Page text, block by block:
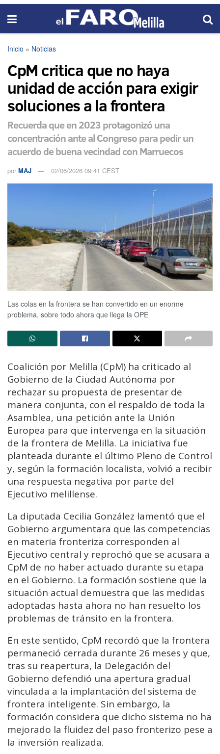
Inicio » Noticias
CpM critica que no haya
unidad de acción para exigir
soluciones a la frontera
Recuerda que en 2023 protagonizó una
concentración ante al Congreso para pedir un
acuerdo de buena vecindad con Marruecos
por MAJ 02/06/2026 09:41 CEST
Las colas en la frontera se han convertido en un enorme
problema, sobre todo ahora que llega la OPE
Coalición por Melilla (CpM) ha criticado al
Gobierno de la Ciudad Autónoma por
rechazar su propuesta de presentar de
manera conjunta, con el respaldo de toda la
Asamblea, una petición ante la Unión
Europea para que intervenga en la situación
de la frontera de Melilla. La iniciativa fue
planteada durante el último Pleno de Control
y, según la formación localista, volvió a recibir
una respuesta negativa por parte del
Ejecutivo melillense.
La diputada Cecilia González lamentó que el
Gobierno argumentara que las competencias
en materia fronteriza corresponden al
Ejecutivo central y reprochó que se acusara a
CpM de no haber actuado durante su etapa
en el Gobierno. La formación sostiene que la
situación actual demuestra que las medidas
adoptadas hasta ahora no han resuelto los
problemas de tránsito en la frontera.
En este sentido, CpM recordó que la frontera
permaneció cerrada durante 26 meses y que,
tras su reapertura, la Delegación del
Gobierno defendió una apertura gradual
vinculada a la implantación del sistema de
frontera inteligente. Sin embargo, la
formación considera que dicho sistema no ha
mejorado la fluidez del paso fronterizo pese a
la inversión realizada.